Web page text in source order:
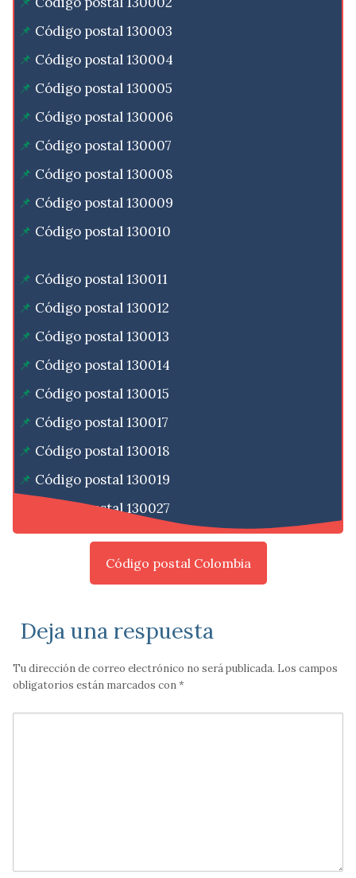
Código postal 130003
Código postal 130004
Código postal 130005
Código postal 130006
Código postal 130007
Código postal 130008
Código postal 130009
Código postal 130010
Código postal 130011
Código postal 130012
Código postal 130013
Código postal 130014
Código postal 130015
Código postal 130017
Código postal 130018
Código postal 130019
Código postal 130027
Código postal Colombia
Deja una respuesta
Tu dirección de correo electrónico no será publicada. Los campos
obligatorios están marcados con*